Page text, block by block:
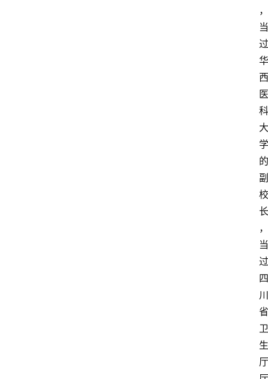
，
当
过
华
西
医
科
大
学
的
副
校
长
，
当
过
四
川
省
卫
生
厅